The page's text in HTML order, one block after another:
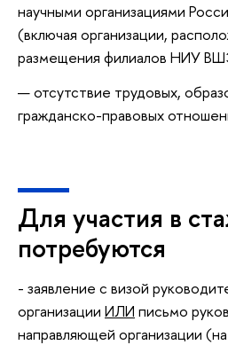
научными организациями
(включая организации,
размещения филиалов НИУ
отсутствие трудовых,
гражданско-правовых
Для участия в
потребуются
- заявление с визой
организации ИЛИ письмо
направляющей организации